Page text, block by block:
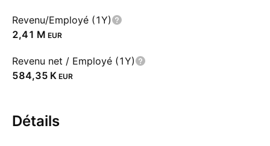
Revenu/Employé (1Y)
‪2,41 M‬ EUR
Revenu net / Employé (1Y)
‪584,35 K‬ EUR
Détails